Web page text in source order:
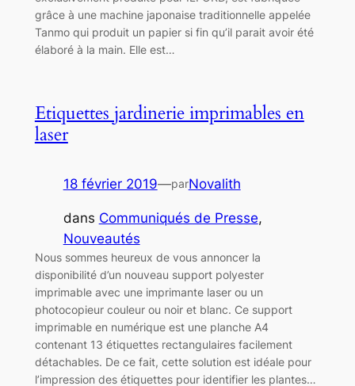
grâce à une machine japonaise traditionnelle appelée
Tanmo qui produit un papier si fin qu’il parait avoir été
élaboré à la main. Elle est…
Etiquettes jardinerie imprimables en
laser
18 février 2019—parNovalith
dans Communiqués de Presse
Nouveautés
Nous sommes heureux de vous annoncer la
disponibilité d’un nouveau support polyester
imprimable avec une imprimante laser ou un
photocopieur couleur ou noir et blanc. Ce support
imprimable en numérique est une planche A4
contenant 13 étiquettes rectangulaires facilement
détachables. De ce fait, cette solution est idéale pour
l’impression des étiquettes pour identifier les plantes…